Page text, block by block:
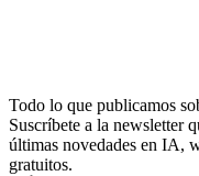
Todo lo que publicamos
Suscríbete a la newsletter
últimas novedades en IA,
gratuitos.